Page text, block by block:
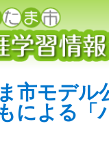
市モデル
による「